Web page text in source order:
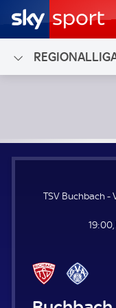
TSV Buchbach -